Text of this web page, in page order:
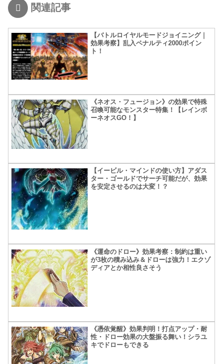
関連記事
【バトルロイヤルモードジョイニング｜
効果考察】乱入ペナルティ2000ポイン
ト！
《ネオス・フュージョン》の効果で特殊
召喚可能なモンスター特集！【レインボ
ーネオスGO！】
【イービル・マインドの使い方】アダス
ター・ゴールドでサーチ可能だが、効果
を安定させるのは大変！？
《運命のドロー》効果考察：制約は重い
が3枚の積み込み＆ドローは強力！エクゾ
ディアとか相性良さそう
《憑依覚醒》効果判明！打点アップ・耐
性・ドロー効果の大盤振る舞い！シラユ
キでドローもできる